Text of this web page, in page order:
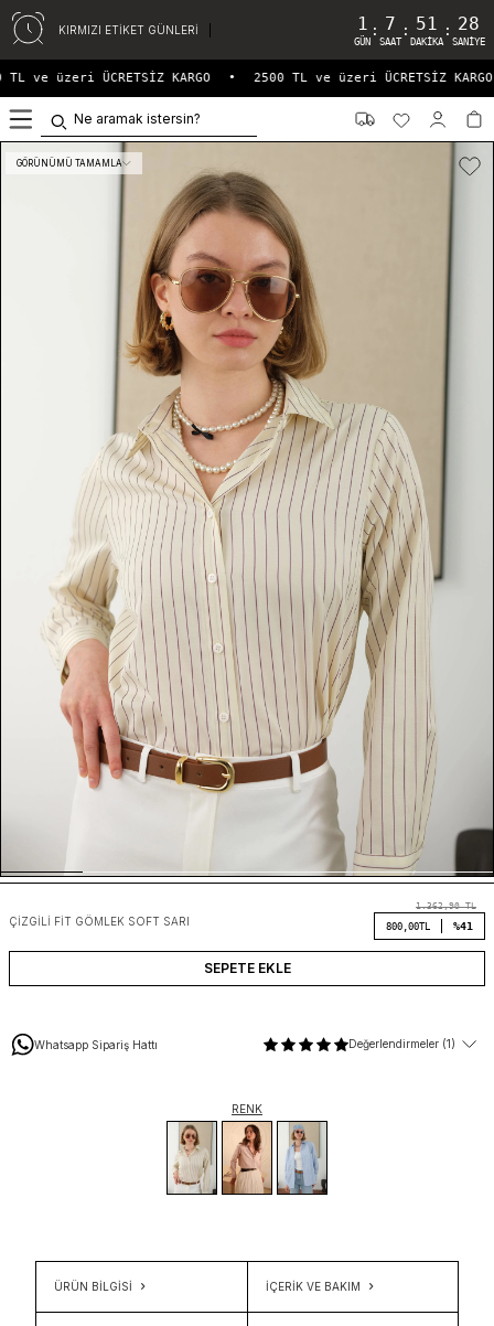
KIRMIZI ETİKET GÜNLERİ 1
GÜN
: 7
SAAT
: 51
DAKIKA
: 28
SANIYE
ve üzeri ÜCRETSİZ KARGO 2500 TL ve üzeri ÜCRETSİZ KARGO
GÖRÜNÜMÜ TAMAMLA
ÇIZGILI FIT GÖMLEK SOFT SARI
1.362,90TL
800,00TL %41
SEPETE EKLE
Whatsapp Sipariş Hattı Değerlendirmeler (1)
RENK
ÜRÜN BİLGİSİ İÇERIK VE BAKIM